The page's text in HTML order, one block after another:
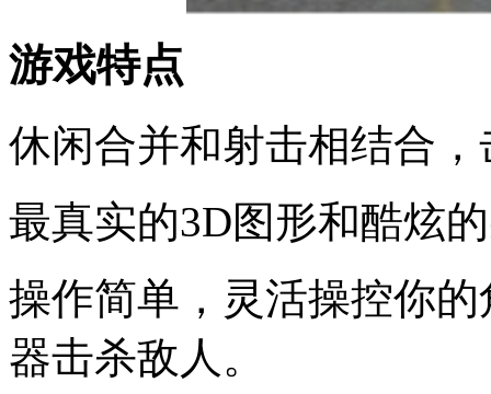
游戏特点
休闲合并和射击相结合
最真实的3D图形和酷炫
操作简单，灵活操控你
器击杀敌人。